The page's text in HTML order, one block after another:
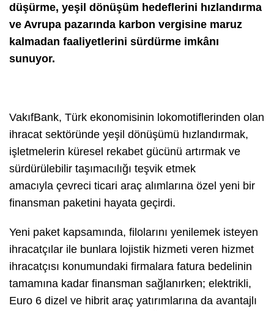
düşürme, yeşil dönüşüm hedeflerini hızlandırma
ve Avrupa pazarında karbon vergisine maruz
kalmadan faaliyetlerini sürdürme imkânı
sunuyor.
VakıfBank, Türk ekonomisinin lokomotiflerinden olan
ihracat sektöründe yeşil dönüşümü hızlandırmak,
işletmelerin küresel rekabet gücünü artırmak ve
sürdürülebilir taşımacılığı teşvik etmek
amacıyla çevreci ticari araç alımlarına özel yeni bir
finansman paketini hayata geçirdi.
Yeni paket kapsamında, filolarını yenilemek isteyen
ihracatçılar ile bunlara lojistik hizmeti veren hizmet
ihracatçısı konumundaki firmalara fatura bedelinin
tamamına kadar finansman sağlanırken; elektrikli,
Euro 6 dizel ve hibrit araç yatırımlarına da avantajlı